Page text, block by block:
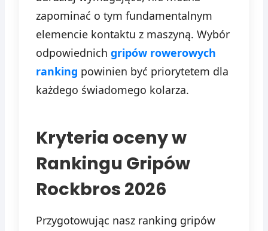
zapominać o tym fundamentalnym
elemencie kontaktu z maszyną. Wybór
odpowiednich gripów rowerowych
ranking powinien być priorytetem dla
każdego świadomego kolarza.
Kryteria oceny w
Rankingu Gripów
Rockbros 2026
Przygotowując nasz ranking gripów